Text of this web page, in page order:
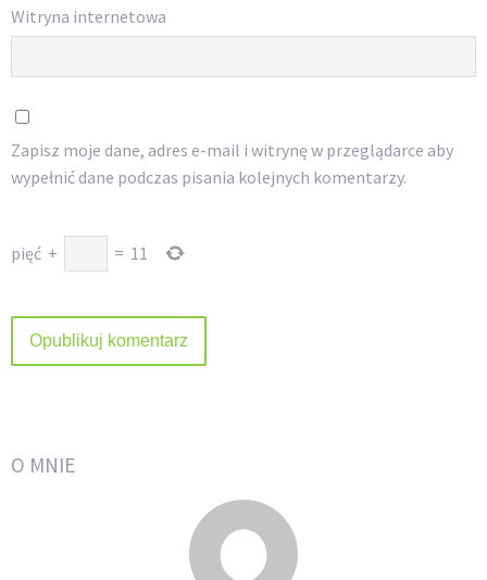
Witryna internetowa
Zapisz moje dane, adres e-mail i witrynę w przeglądarce aby
wypełnić dane podczas pisania kolejnych komentarzy.
pięć + = 11
O MNIE